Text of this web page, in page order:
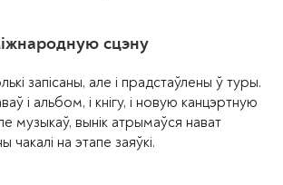
сцэну
запісаны, але і прадстаўлены ў туры.
і альбом, і кнігу, і новую канцэртную
музыкаў, вынік атрымаўся нават
на этапе заяўкі.